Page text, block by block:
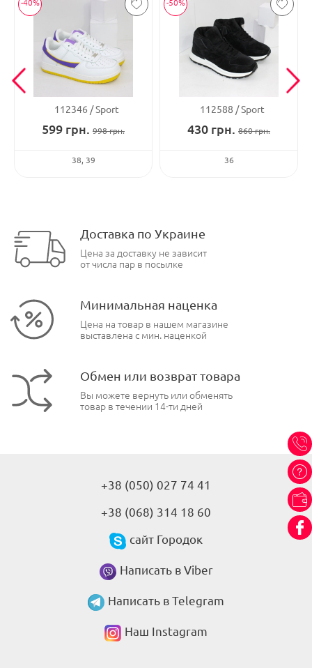
-40%
112346 Sport
599 грн. 998грн.
38 39
-50%
112588 Sport
430 грн. 860грн.
36
Доставка по Украине
Цена за доставку не зависит
от числа пар в посылке
Минимальная наценка
Цена на товар в нашем магазине
выставлена с мин. наценкой
Обмен или возврат товара
Вы можете вернуть или обменять
товар в течении 14-ти дней
+38 (050) 027 74 41
+38 (068) 314 18 60
сайт Городок
Написать в Viber
Написать в Telegram
Наш Instagram